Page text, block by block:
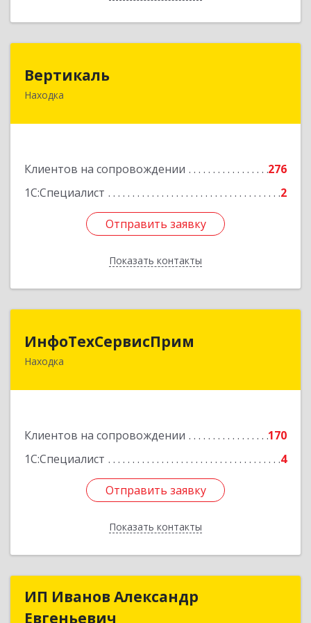
Вертикаль
Находка
Клиентов на сопровождении
276
1С:Специалист
2
Отправить заявку
Показать контакты
Отправить заявку
Назад
ИнфоТехСервисПрим
Находка
Клиентов на сопровождении
170
1С:Специалист
4
Отправить заявку
Показать контакты
Отправить заявку
Назад
ИП Иванов Александр
Евгеньевич
ИП Иванов Александр